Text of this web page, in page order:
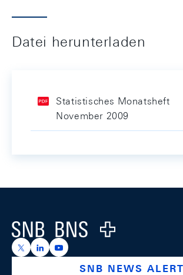
Datei herunterladen
Statistisches Monatsheft
November 2009
Logo
https://x.com/snb_bns
https://ch.linkedin.com/
https://www.youtube.com/
SNB NEWS ALERT